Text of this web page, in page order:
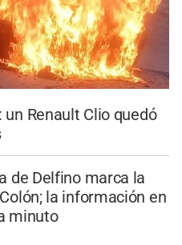
Renault Clio quedó
de Delfino marca la
la información en
minuto